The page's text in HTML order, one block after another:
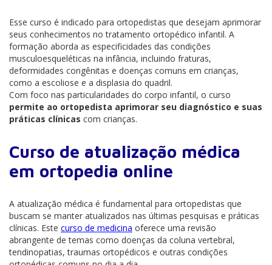
Esse curso é indicado para ortopedistas que desejam aprimorar
seus conhecimentos no tratamento ortopédico infantil. A
formação aborda as especificidades das condições
musculoesqueléticas na infância, incluindo fraturas,
deformidades congênitas e doenças comuns em crianças,
como a escoliose e a displasia do quadril.
Com foco nas particularidades do corpo infantil, o curso
permite ao ortopedista aprimorar seu diagnóstico e suas
práticas clínicas com crianças.
Curso de atualização médica
em ortopedia online
A atualização médica é fundamental para ortopedistas que
buscam se manter atualizados nas últimas pesquisas e práticas
clínicas. Este curso de medicina oferece uma revisão
abrangente de temas como doenças da coluna vertebral,
tendinopatias, traumas ortopédicos e outras condições